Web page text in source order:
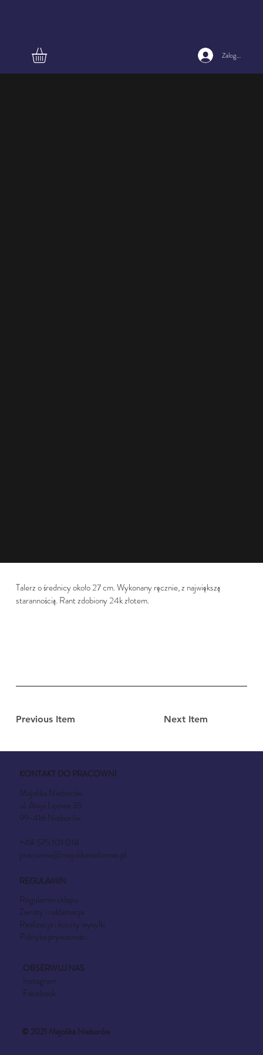
Zaloguj się
Previous Item Next Item
Talerz o średnicy około 27 cm. Wykonany ręcznie, z największą
starannością. Rant zdobiony 24k złotem.
KONTAKT DO PRACOWNI
Majolika Nieborów
ul. Aleja Lipowa 35
99-416 Nieborów
+48 575 101 018
pracownia@majolikanieborow.pl
OBSERWUJ NAS
Instagram
Facebook
REGULAMIN
Regulamin sklepu
Zwroty i reklamacje
Realizacja i koszty wysyłki
Polityka prywatności
© 2021 Majolika Nieborów